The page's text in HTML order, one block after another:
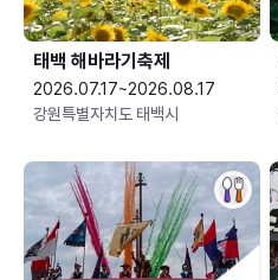
태백 해바라기축제
2026.07.17~2026.08.17
강원특별자치도 태백시